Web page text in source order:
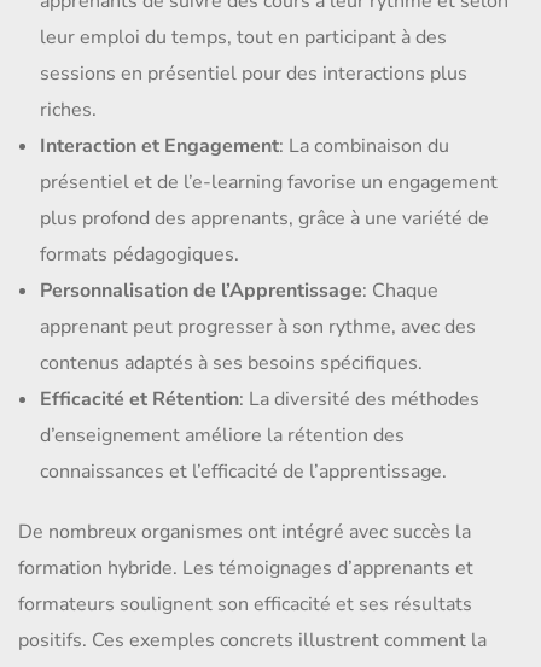
leur emploi du temps, tout en participant à des
sessions en présentiel pour des interactions plus
riches.
Interaction et Engagement: La combinaison du
présentiel et de l’e-learning favorise un engagement
plus profond des apprenants, grâce à une variété de
formats pédagogiques.
Personnalisation de l’Apprentissage: Chaque
apprenant peut progresser à son rythme, avec des
contenus adaptés à ses besoins spécifiques.
Efficacité et Rétention: La diversité des méthodes
d’enseignement améliore la rétention des
connaissances et l’efficacité de l’apprentissage.
De nombreux organismes ont intégré avec succès la
formation hybride. Les témoignages d’apprenants et
formateurs soulignent son efficacité et ses résultats
positifs. Ces exemples concrets illustrent comment la